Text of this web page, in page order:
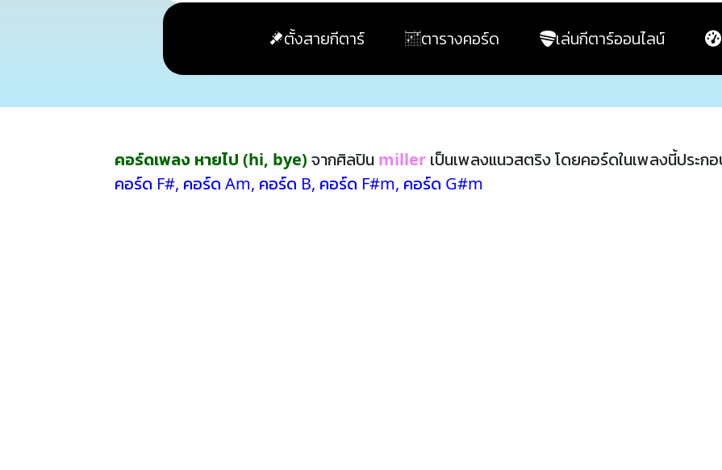
ตั้งสายกีตาร์ ตารางคอร์ด เล่นกีตาร์ออนไลน์
คอร์ดเพลง หายไป (hi, bye) จากศิลปิน miller เป็นเพลงแนวสตริง โดยคอร์ดในเพลงนี้ประก
คอร์ด F#, คอร์ด Am, คอร์ด B, คอร์ด F#m, คอร์ด G#m